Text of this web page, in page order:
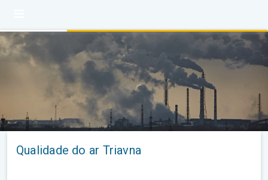
Qualidade do ar Triavna